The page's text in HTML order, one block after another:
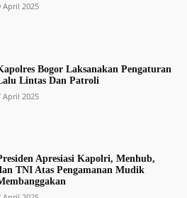
April 2025
Bogor Laksanakan Pengaturan
Lintas Dan Patroli
April 2025
Apresiasi Kapolri, Menhub,
TNI Atas Pengamanan Mudik